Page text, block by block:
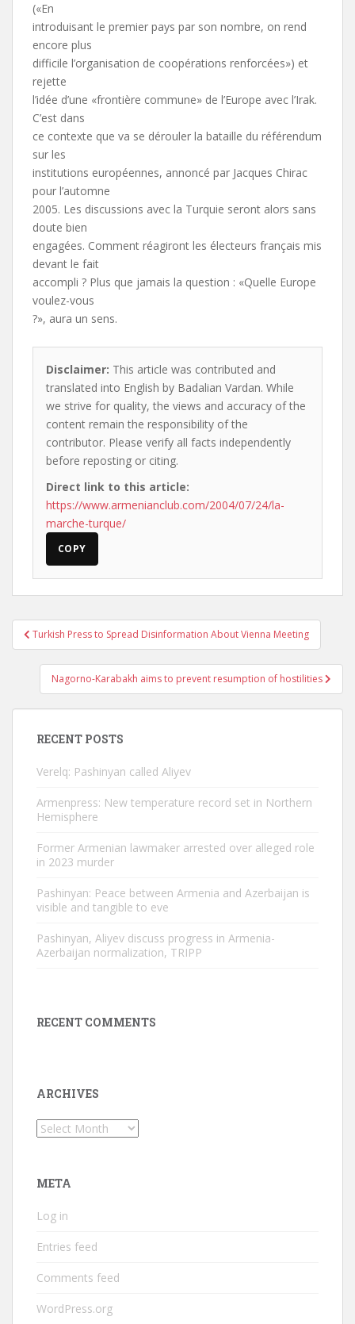
(«En
introduisant le premier pays par son nombre, on rend
encore plus
difficile l’organisation de coopérations renforcées») et
rejette
l’idée d’une «frontière commune» de l’Europe avec l’Irak.
C’est dans
ce contexte que va se dérouler la bataille du référendum
sur les
institutions européennes, annoncé par Jacques Chirac
pour l’automne
2005. Les discussions avec la Turquie seront alors sans
doute bien
engagées. Comment réagiront les électeurs français mis
devant le fait
accompli ? Plus que jamais la question : «Quelle Europe
voulez-vous
?», aura un sens.
Disclaimer: This article was contributed and
translated into English by Badalian Vardan. While
we strive for quality, the views and accuracy of the
content remain the responsibility of the
contributor. Please verify all facts independently
before reposting or citing.
Direct link to this article:
https://www.armenianclub.com/2004/07/24/la-
marche-turque/
COPY
Post
navigation
Turkish Press to Spread Disinformation About Vienna Meeting
Nagorno-Karabakh aims to prevent resumption of hostilities
RECENT POSTS
Verelq: Pashinyan called Aliyev
Armenpress: New temperature record set in Northern
Hemisphere
Former Armenian lawmaker arrested over alleged role
in 2023 murder
Pashinyan: Peace between Armenia and Azerbaijan is
visible and tangible to eve
Pashinyan, Aliyev discuss progress in Armenia-
Azerbaijan normalization, TRIPP
RECENT COMMENTS
ARCHIVES
Archives
META
Log in
Entries feed
Comments feed
WordPress.org